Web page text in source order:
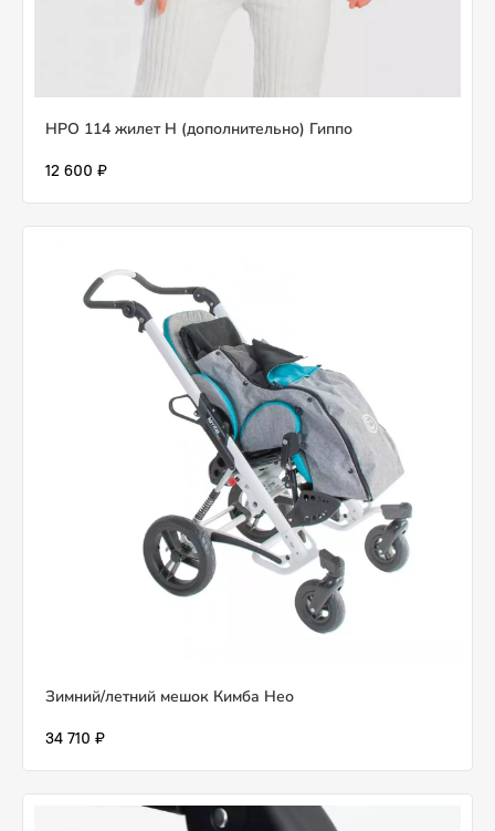
HPO 114 жилет H (дополнительно) Гиппо
12 600 ₽
Зимний/летний мешок Кимба Нео
34 710 ₽